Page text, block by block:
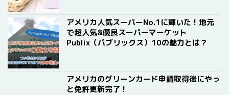
アメリカ人気スーパーNo.1に輝いた！地元
で超人気&優良スーパーマーケット
Publix（パブリックス）10の魅力とは？
アメリカのグリーンカード申請取得後にやっ
と免許更新完了！